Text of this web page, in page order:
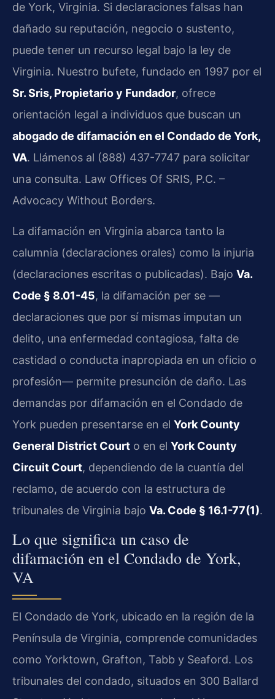
de York, Virginia. Si declaraciones falsas han
dañado su reputación, negocio o sustento,
puede tener un recurso legal bajo la ley de
Virginia. Nuestro bufete, fundado en 1997 por el
Sr. Sris, Propietario y Fundador, ofrece
orientación legal a individuos que buscan un
abogado de difamación en el Condado de York,
VA. Llámenos al (888) 437-7747 para solicitar
una consulta. Law Offices Of SRIS, P.C. –
Advocacy Without Borders.
La difamación en Virginia abarca tanto la
calumnia (declaraciones orales) como la injuria
(declaraciones escritas o publicadas). Bajo Va.
Code § 8.01-45, la difamación per se —
declaraciones que por sí mismas imputan un
delito, una enfermedad contagiosa, falta de
castidad o conducta inapropiada en un oficio o
profesión— permite presunción de daño. Las
demandas por difamación en el Condado de
York pueden presentarse en el York County
General District Court o en el York County
Circuit Court, dependiendo de la cuantía del
reclamo, de acuerdo con la estructura de
tribunales de Virginia bajo Va. Code § 16.1-77(1).
Lo que significa un caso de
difamación en el Condado de York,
VA
El Condado de York, ubicado en la región de la
Península de Virginia, comprende comunidades
como Yorktown, Grafton, Tabb y Seaford. Los
tribunales del condado, situados en 300 Ballard